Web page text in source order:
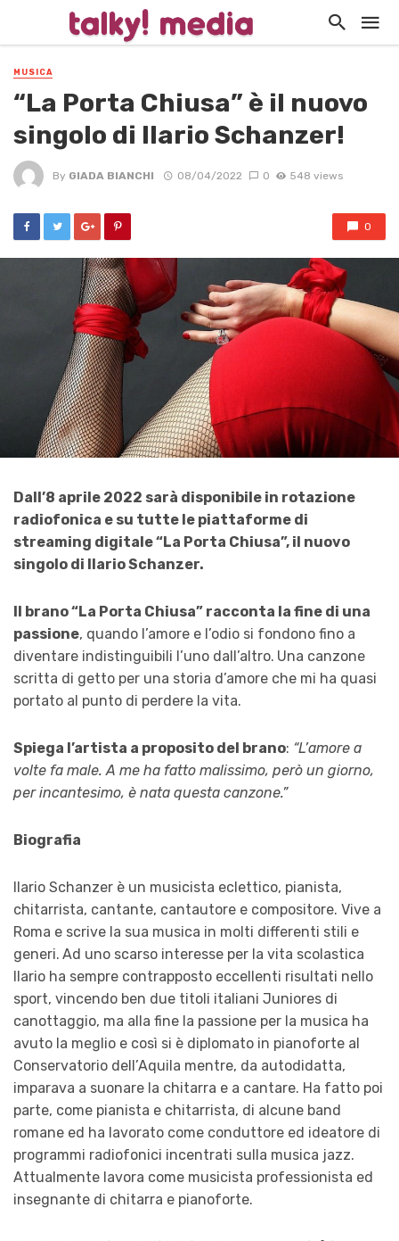
MUSICA
“La Porta Chiusa” è il nuovo
singolo di Ilario Schanzer!
By GIADA BIANCHI 08/04/2022 0 548 views
0
Dall’8 aprile 2022 sarà disponibile in rotazione
radiofonica e su tutte le piattaforme di
streaming digitale “La Porta Chiusa”, il nuovo
singolo di Ilario Schanzer.
Il brano “La Porta Chiusa” racconta la fine di una
passione, quando l’amore e l’odio si fondono fino a
diventare indistinguibili l’uno dall’altro. Una canzone
scritta di getto per una storia d’amore che mi ha quasi
portato al punto di perdere la vita.
Spiega l’artista a proposito del brano: “L’amore a
volte fa male. A me ha fatto malissimo, però un giorno,
per incantesimo, è nata questa canzone.”
Biografia
Ilario Schanzer è un musicista eclettico, pianista,
chitarrista, cantante, cantautore e compositore. Vive a
Roma e scrive la sua musica in molti differenti stili e
generi. Ad uno scarso interesse per la vita scolastica
Ilario ha sempre contrapposto eccellenti risultati nello
sport, vincendo ben due titoli italiani Juniores di
canottaggio, ma alla fine la passione per la musica ha
avuto la meglio e così si è diplomato in pianoforte al
Conservatorio dell’Aquila mentre, da autodidatta,
imparava a suonare la chitarra e a cantare. Ha fatto poi
parte, come pianista e chitarrista, di alcune band
romane ed ha lavorato come conduttore ed ideatore di
programmi radiofonici incentrati sulla musica jazz.
Attualmente lavora come musicista professionista ed
insegnante di chitarra e pianoforte.